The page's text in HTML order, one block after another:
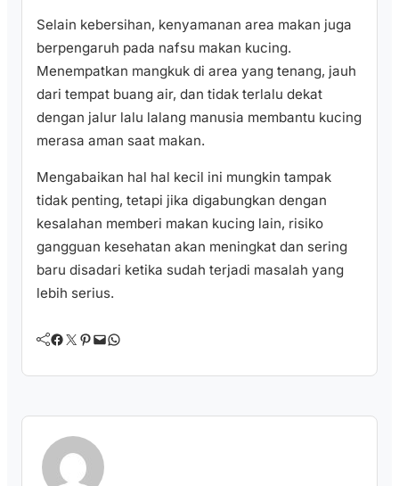
Selain kebersihan, kenyamanan area makan juga
berpengaruh pada nafsu makan kucing.
Menempatkan mangkuk di area yang tenang, jauh
dari tempat buang air, dan tidak terlalu dekat
dengan jalur lalu lalang manusia membantu kucing
merasa aman saat makan.
Mengabaikan hal hal kecil ini mungkin tampak
tidak penting, tetapi jika digabungkan dengan
kesalahan memberi makan kucing lain, risiko
gangguan kesehatan akan meningkat dan sering
baru disadari ketika sudah terjadi masalah yang
lebih serius.
Facebook Twitter Pinterest Mail WhatsApp